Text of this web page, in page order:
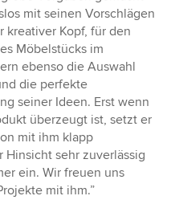
mit seinen Vorschlägen
kreativer Kopf, für den
Möbelstücks im
ebenso die Auswahl
die perfekte
seiner Ideen. Erst wenn
überzeugt ist, setzt er
mit ihm klapp
Hinsicht sehr zuverlässig
ein. Wir freuen uns
mit ihm.”